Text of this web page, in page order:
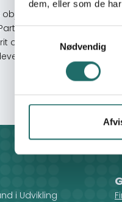
dem, eller som de
Samtykkevalg
Nødvendig
the
urban
of volunteerism; -
- Inter-
i Udvikling